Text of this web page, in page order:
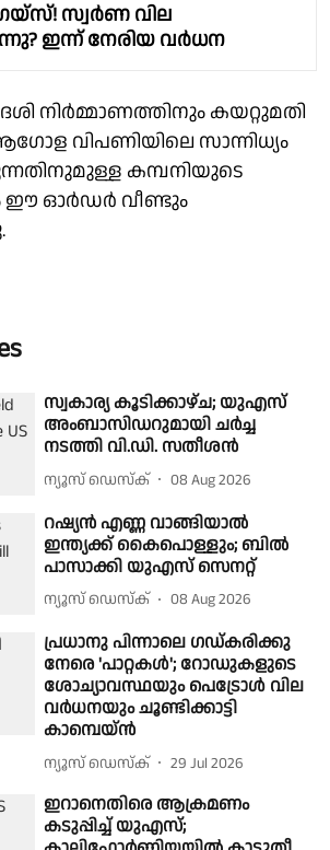
ഗയ്സ്! സ്വർണ വില
ഇന്ന് നേരിയ വർധന
നിര്‍മ്മാണത്തിനും കയറ്റുമതി
വിപണിയിലെ സാന്നിധ്യം
കമ്പനിയുടെ
ഈ ഓര്‍ഡര്‍ വീണ്ടും
സ്വകാര്യ കൂടിക്കാഴ്ച; യുഎസ്
അംബാസിഡറുമായി ചർച്ച
നടത്തി വി.ഡി. സതീശൻ
ന്യൂസ് ഡെസ്ക് 08 Aug 2026
റഷ്യൻ എണ്ണ വാങ്ങിയാൽ
ഇന്ത്യക്ക് കൈപൊള്ളും; ബിൽ
പാസാക്കി യുഎസ് സെനറ്റ്
ന്യൂസ് ഡെസ്ക് 08 Aug 2026
പ്രധാനു പിന്നാലെ ഗഡ്‌കരിക്കു
നേരെ 'പാറ്റകള്‍'; റോഡുകളുടെ
ശോച്യാവസ്ഥയും പെട്രോൾ വില
വർധനയും ചൂണ്ടിക്കാട്ടി
കാമ്പെയ്ൻ
ന്യൂസ് ഡെസ്ക് 29 Jul 2026
ഇറാനെതിരെ ആക്രമണം
കടുപ്പിച്ച് യുഎസ്;